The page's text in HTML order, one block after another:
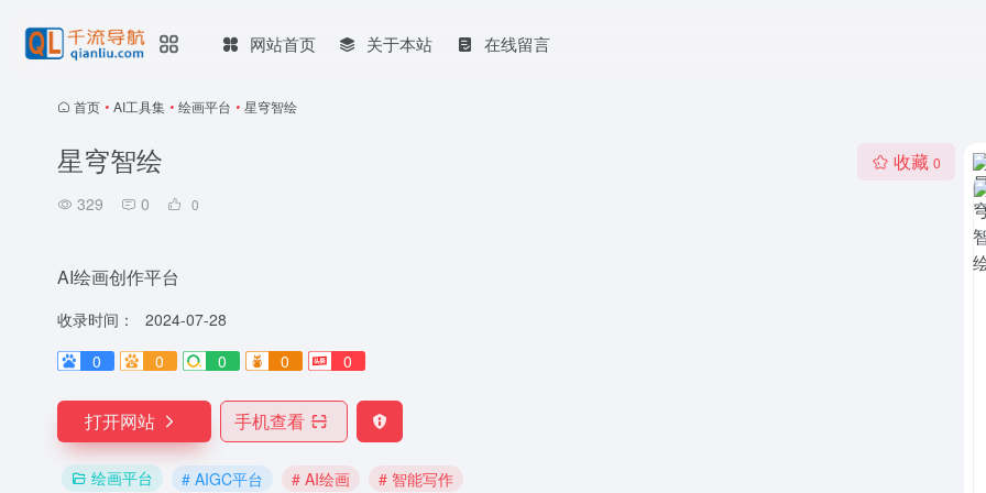
网站首页 关于本站 在线留言
首页 • AI工具集 • 绘画平台 • 星穹智绘
星穹智绘
329 0 0
收藏 0
AI绘画创作平台
收录时间：
2024-07-28
0
0 0 0 0
打开网站 手机查看
绘画平台 # AIGC平台 # AI绘画 # 智能写作